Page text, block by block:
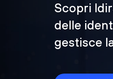
Scopri
delle
gestisce